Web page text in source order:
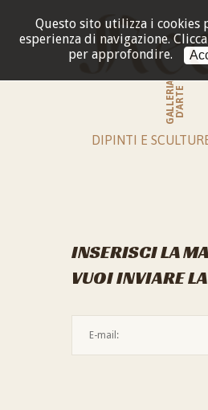
Questo sito utilizza i
esperienza di navigazione.
per approfondire.
GALLERIAD'ARTE
DIPINTI E
INSERISCI LA
VUOI INVIARE